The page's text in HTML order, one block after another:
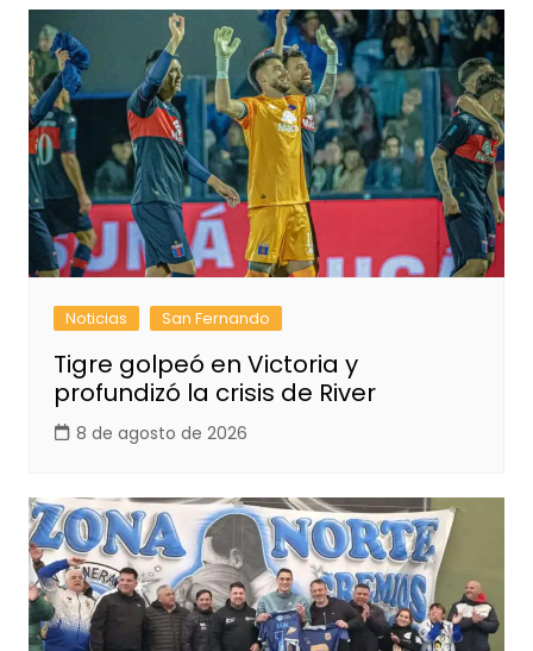
Noticias San Fernando
Tigre golpeó en Victoria y
profundizó la crisis de River
8 de agosto de 2026